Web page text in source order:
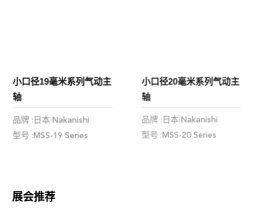
小口径19毫米系列气动主
轴
品牌 :日本·Nakanishi
型号 :MSS-19 Series
小口径20毫米系列气动主
轴
品牌 :日本·Nakanishi
型号 :MSS-20 Series
展会推荐